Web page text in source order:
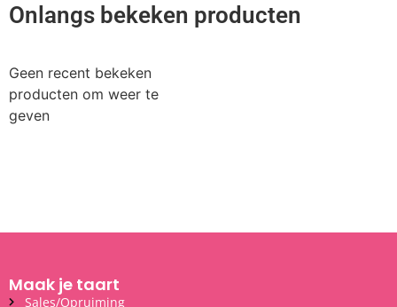
Onlangs bekeken producten
Geen recent bekeken
producten om weer te
geven
Maak je taart
Sales/Opruiming